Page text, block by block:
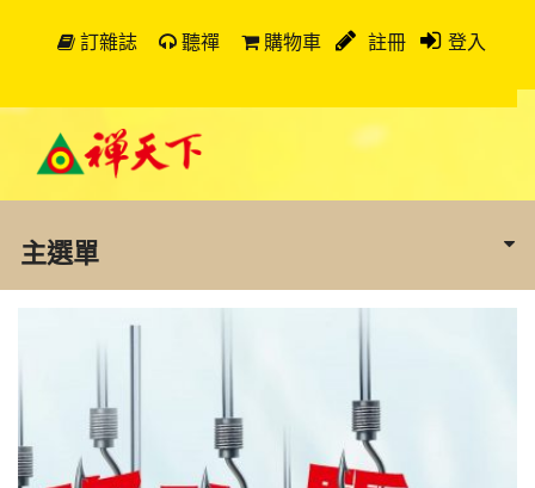
訂雜誌 聽禪 購物車 註冊 登入
主選單